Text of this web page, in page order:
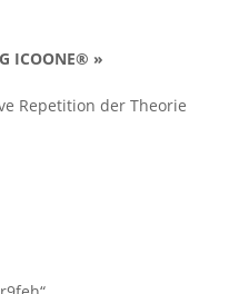
ICOONE® »
Repetition der Theorie